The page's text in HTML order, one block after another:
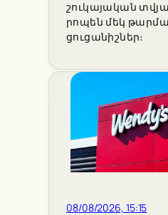
շուկայական
րոպեն մեկ
ցուցանիշներ։
08/08/2026, 15:15